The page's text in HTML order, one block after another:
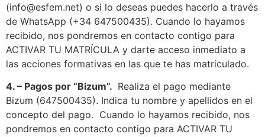
(info@esfem.net) o si lo deseas puedes hacerlo a través
de WhatsApp (+34 647500435). Cuando lo hayamos
recibido, nos pondremos en contacto contigo para
ACTIVAR TU MATRÍCULA y darte acceso inmediato a
las acciones formativas en las que te has matriculado.
4. – Pagos por “Bizum”. Realiza el pago mediante
Bizum (647500435). Indica tu nombre y apellidos en el
concepto del pago. Cuando lo hayamos recibido, nos
pondremos en contacto contigo para ACTIVAR TU